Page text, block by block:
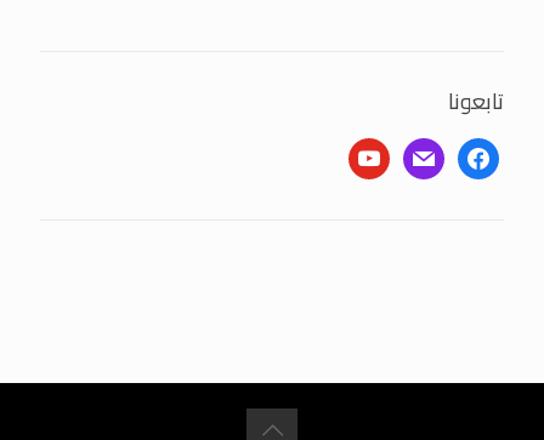
تابعونا
facebook
mail
youtube